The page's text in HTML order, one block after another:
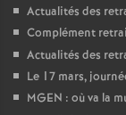
Actualités des
Complément
Actualités des
Le 17 mars,
MGEN : où va la